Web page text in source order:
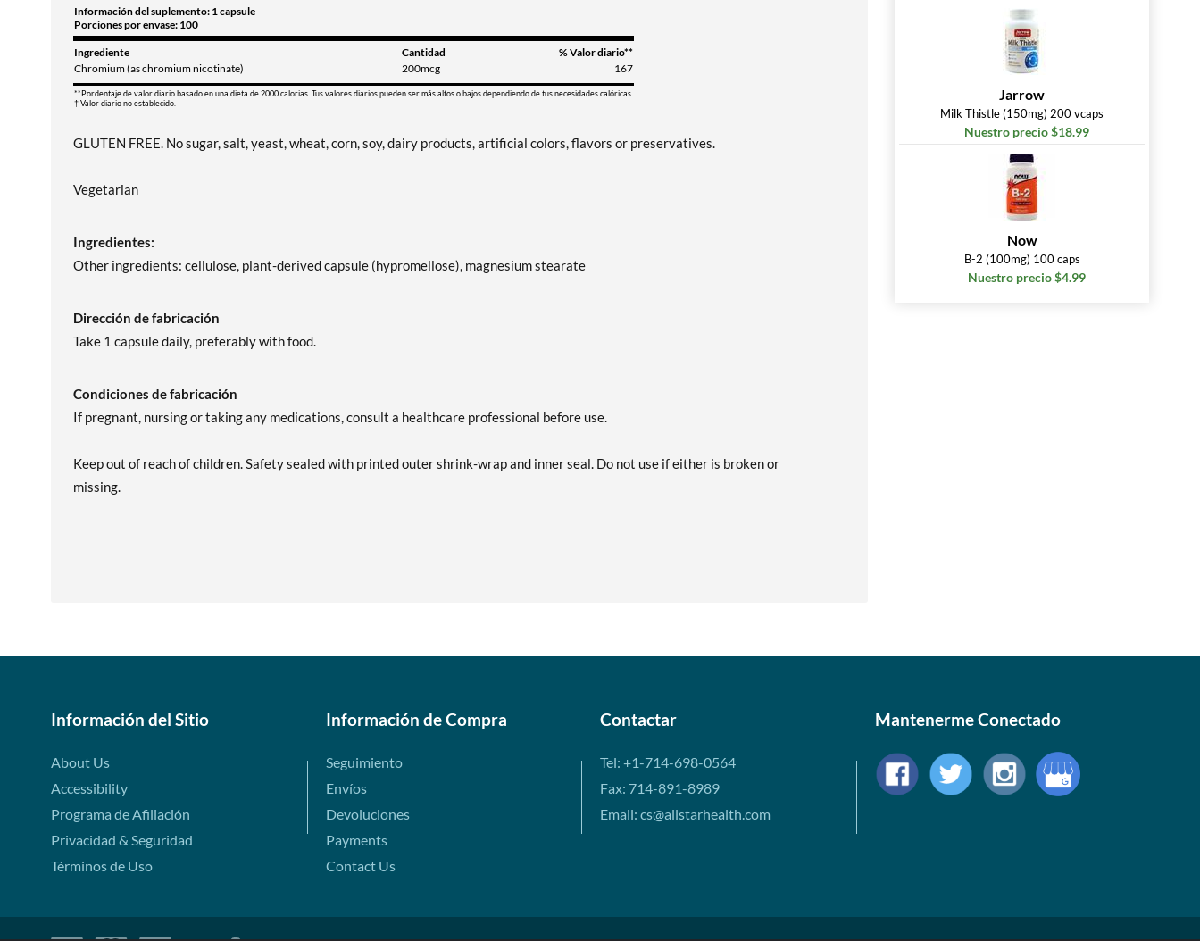
Información del suplemento: 1 capsule
Porciones por envase: 100
Ingrediente Cantidad
% Valor diario**
Chromium (as chromium nicotinate)
200mcg 167
**Pordentaje de valor diario basado en una dieta de 2000 calorias. Tus valores diarios pueden ser más altos o bajos dependiendo de tus necesidades calóricas.
† Valor diario no establecido.
GLUTEN FREE. No sugar, salt, yeast, wheat, corn, soy, dairy products, artificial colors, flavors or preservatives.
Vegetarian
Ingredientes:
Other ingredients: cellulose, plant-derived capsule (hypromellose), magnesium stearate
Dirección de fabricación
Take 1 capsule daily, preferably with food.
Condiciones de fabricación
If pregnant, nursing or taking any medications, consult a healthcare professional before use.
Keep out of reach of children. Safety sealed with printed outer shrink-wrap and inner seal. Do not use if either is broken or
missing.
Jarrow
Milk Thistle (150mg) 200 vcaps
Nuestro precio $18.99
Now
B-2 (100mg) 100 caps
Nuestro precio $4.99
Información del Sitio
About Us
Accessibility
Programa de Afiliación
Privacidad & Seguridad
Términos de Uso
Información de Compra
Seguimiento
Envíos
Devoluciones
Payments
Contact Us
Contactar
Tel: +1-714-698-0564
Fax: 714-891-8989
Email: cs@allstarhealth.com
Mantenerme Conectado